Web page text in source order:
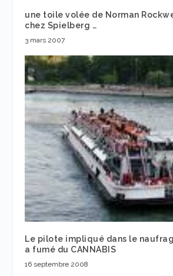
une toile volée de Norman
chez Spielberg …
3 mars 2007
Le pilote impliqué dans le
a fumé du CANNABIS
16 septembre 2008